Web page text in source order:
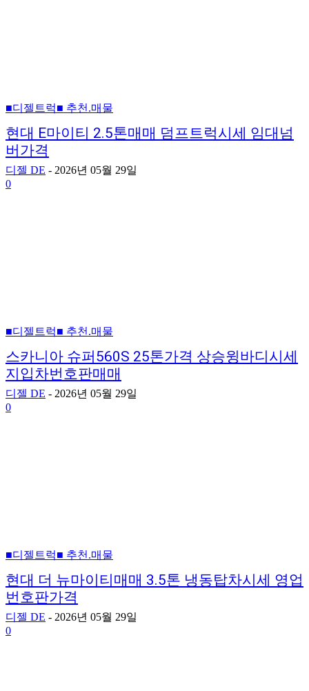
■디젤트럭■ 추천.매물
현대 E마이티 2.5톤매매 덤프트럭시세 임대넘
버가격
디젤 DE - 2026년 05월 29일
0
■디젤트럭■ 추천.매물
스카니아 슈퍼560S 25톤가격 상승윙바디시세
지입차번호판매매
디젤 DE - 2026년 05월 29일
0
■디젤트럭■ 추천.매물
현대 더 뉴마이티매매 3.5톤 냉동탑차시세 영업
번호판가격
디젤 DE - 2026년 05월 29일
0